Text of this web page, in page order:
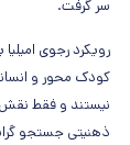
سر گرفت.
رویکرد رجوی
کودک محور و
نیستند و فقط نقش
ذهنیتی جستجو